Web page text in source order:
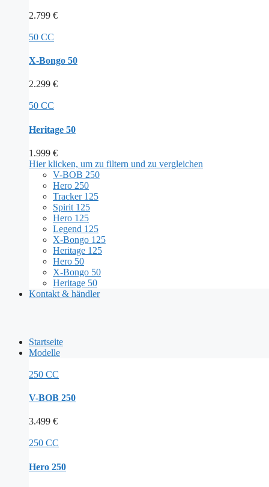
2.799 €
50 CC
X-Bongo 50
2.299 €
50 CC
Heritage 50
1.999 €
Hier klicken, um zu filtern und zu vergleichen
V-BOB 250
Hero 250
Tracker 125
Spirit 125
Hero 125
Legend 125
X-Bongo 125
Heritage 125
Hero 50
X-Bongo 50
Heritage 50
Kontakt & händler
Startseite
Modelle
250 CC
V-BOB 250
3.499 €
250 CC
Hero 250